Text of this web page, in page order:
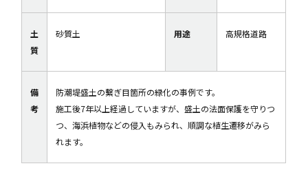
土
質
砂質土 用途 高規格道路
備
考
防潮堤盛土の繫ぎ目箇所の緑化の事例です。
施工後7年以上経過していますが、盛土の法面保護を守りつ
つ、海浜植物などの侵入もみられ、順調な植生遷移がみら
れます。